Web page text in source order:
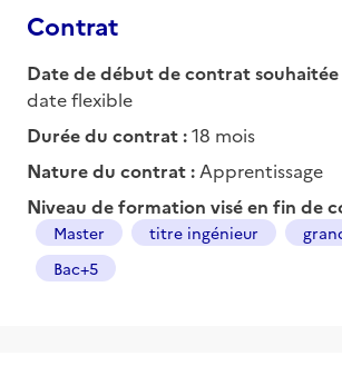
Contrat
Date de début de contrat souhaitée
date flexible
Durée du contrat :18 mois
Nature du contrat : Apprentissage
Niveau de formation visé en fin de
Master titre ingénieur
Bac+5